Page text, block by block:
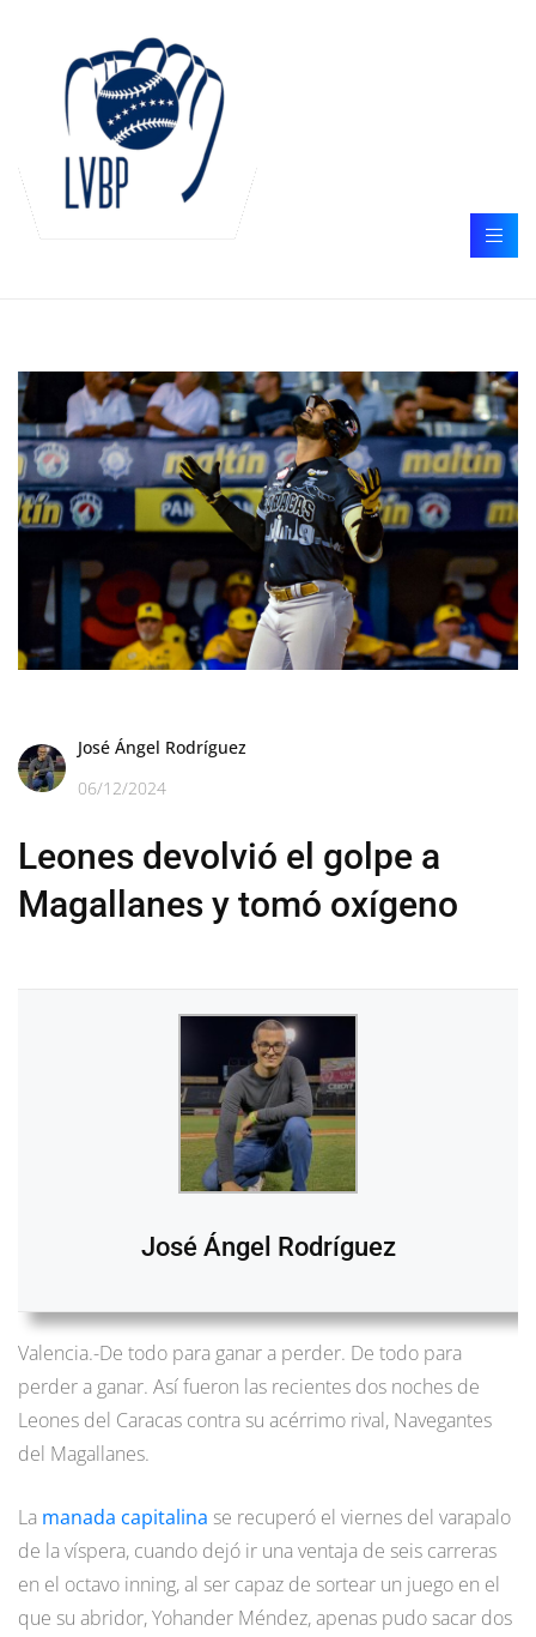
José Ángel Rodríguez
06/12/2024
Leones devolvió el golpe a
Magallanes y tomó oxígeno
José Ángel Rodríguez
Valencia.-De todo para ganar a perder. De todo para
perder a ganar. Así fueron las recientes dos noches de
Leones del Caracas contra su acérrimo rival, Navegantes
del Magallanes.
La manada capitalina se recuperó el viernes del varapalo
de la víspera, cuando dejó ir una ventaja de seis carreras
en el octavo inning, al ser capaz de sortear un juego en el
que su abridor, Yohander Méndez, apenas pudo sacar dos